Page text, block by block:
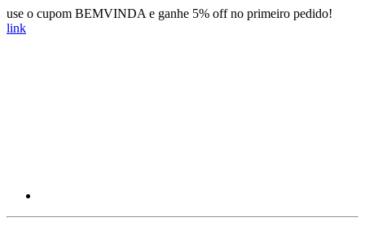
use o cupom BEMVINDA e ganhe 5% off no primeiro pedido!
link